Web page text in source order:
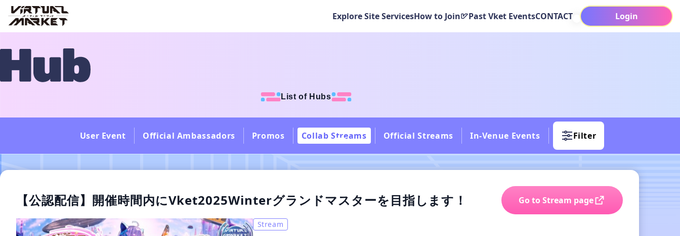
Explore Site ServicesHow to Join Past Vket EventsCONTACT Login
List of Hubs
User Event Official Ambassadors Promos Collab Streams Official Streams In-Venue Events Filter
【公認配信】開催時間内にVket2025Winterグランドマスターを目指します！ Go to Stream page
Stream